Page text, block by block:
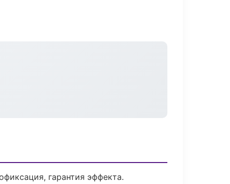
гарантия эффекта.